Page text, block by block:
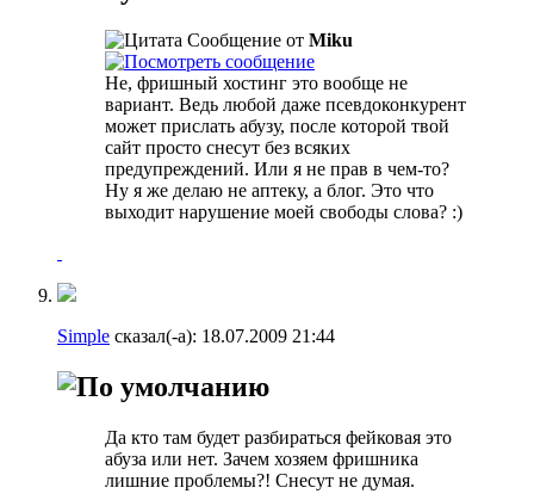
Сообщение от Miku
Не, фришный хостинг это вообще не
вариант. Ведь любой даже псевдоконкурент
может прислать абузу, после которой твой
сайт просто снесут без всяких
предупреждений. Или я не прав в чем-то?
Ну я же делаю не аптеку, а блог. Это что
выходит нарушение моей свободы слова? :)
Simple сказал(-а): 18.07.2009 21:44
Да кто там будет разбираться фейковая это
абуза или нет. Зачем хозяем фришника
лишние проблемы?! Снесут не думая.